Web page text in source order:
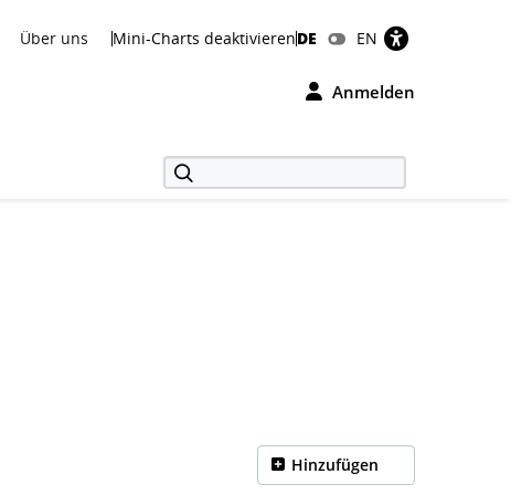
Über uns Mini-Charts deaktivierenDE EN
Anmelden
Hinzufügen